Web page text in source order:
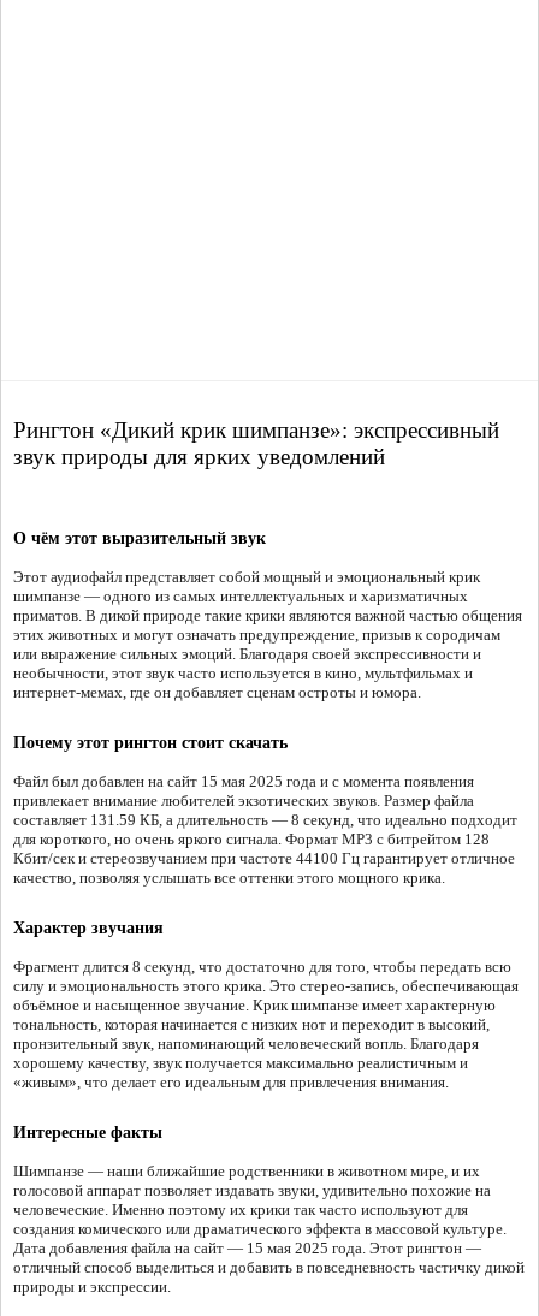
Рингтон «Дикий крик шимпанзе»: экспрессивный
звук природы для ярких уведомлений
О чём этот выразительный звук
Этот аудиофайл представляет собой мощный и эмоциональный крик
шимпанзе — одного из самых интеллектуальных и харизматичных
приматов. В дикой природе такие крики являются важной частью общения
этих животных и могут означать предупреждение, призыв к сородичам
или выражение сильных эмоций. Благодаря своей экспрессивности и
необычности, этот звук часто используется в кино, мультфильмах и
интернет-мемах, где он добавляет сценам остроты и юмора.
Почему этот рингтон стоит скачать
Файл был добавлен на сайт 15 мая 2025 года и с момента появления
привлекает внимание любителей экзотических звуков. Размер файла
составляет 131.59 КБ, а длительность — 8 секунд, что идеально подходит
для короткого, но очень яркого сигнала. Формат MP3 с битрейтом 128
Кбит/сек и стереозвучанием при частоте 44100 Гц гарантирует отличное
качество, позволяя услышать все оттенки этого мощного крика.
Характер звучания
Фрагмент длится 8 секунд, что достаточно для того, чтобы передать всю
силу и эмоциональность этого крика. Это стерео-запись, обеспечивающая
объёмное и насыщенное звучание. Крик шимпанзе имеет характерную
тональность, которая начинается с низких нот и переходит в высокий,
пронзительный звук, напоминающий человеческий вопль. Благодаря
хорошему качеству, звук получается максимально реалистичным и
«живым», что делает его идеальным для привлечения внимания.
Интересные факты
Шимпанзе — наши ближайшие родственники в животном мире, и их
голосовой аппарат позволяет издавать звуки, удивительно похожие на
человеческие. Именно поэтому их крики так часто используют для
создания комического или драматического эффекта в массовой культуре.
Дата добавления файла на сайт — 15 мая 2025 года. Этот рингтон —
отличный способ выделиться и добавить в повседневность частичку дикой
природы и экспрессии.